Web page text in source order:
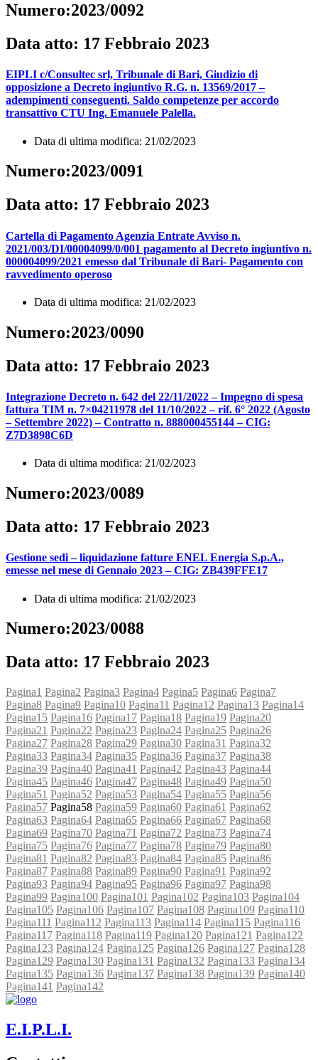
Numero:2023/0092
Data atto: 17 Febbraio 2023
EIPLI c/Consultec srl, Tribunale di Bari, Giudizio di
opposizione a Decreto ingiuntivo R.G. n. 13569/2017 –
adempimenti conseguenti. Saldo competenze per accordo
transattivo CTU Ing. Emanuele Palella.
Data di ultima modifica: 21/02/2023
Numero:2023/0091
Data atto: 17 Febbraio 2023
Cartella di Pagamento Agenzia Entrate Avviso n.
2021/003/DI/00004099/0/001 pagamento al Decreto ingiuntivo n.
000004099/2021 emesso dal Tribunale di Bari- Pagamento con
ravvedimento operoso
Data di ultima modifica: 21/02/2023
Numero:2023/0090
Data atto: 17 Febbraio 2023
Integrazione Decreto n. 642 del 22/11/2022 – Impegno di spesa
fattura TIM n. 7×04211978 del 11/10/2022 – rif. 6° 2022 (Agosto
– Settembre 2022) – Contratto n. 888000455144 – CIG:
Z7D3898C6D
Data di ultima modifica: 21/02/2023
Numero:2023/0089
Data atto: 17 Febbraio 2023
Gestione sedi – liquidazione fatture ENEL Energia S.p.A.,
emesse nel mese di Gennaio 2023 – CIG: ZB439FFE17
Data di ultima modifica: 21/02/2023
Numero:2023/0088
Data atto: 17 Febbraio 2023
Pagina1 Pagina2 Pagina3 Pagina4 Pagina5 Pagina6 Pagina7
Pagina8 Pagina9 Pagina10 Pagina11 Pagina12 Pagina13 Pagina14
Pagina15 Pagina16 Pagina17 Pagina18 Pagina19 Pagina20
Pagina21 Pagina22 Pagina23 Pagina24 Pagina25 Pagina26
Pagina27 Pagina28 Pagina29 Pagina30 Pagina31 Pagina32
Pagina33 Pagina34 Pagina35 Pagina36 Pagina37 Pagina38
Pagina39 Pagina40 Pagina41 Pagina42 Pagina43 Pagina44
Pagina45 Pagina46 Pagina47 Pagina48 Pagina49 Pagina50
Pagina51 Pagina52 Pagina53 Pagina54 Pagina55 Pagina56
Pagina57 Pagina58 Pagina59 Pagina60 Pagina61 Pagina62
Pagina63 Pagina64 Pagina65 Pagina66 Pagina67 Pagina68
Pagina69 Pagina70 Pagina71 Pagina72 Pagina73 Pagina74
Pagina75 Pagina76 Pagina77 Pagina78 Pagina79 Pagina80
Pagina81 Pagina82 Pagina83 Pagina84 Pagina85 Pagina86
Pagina87 Pagina88 Pagina89 Pagina90 Pagina91 Pagina92
Pagina93 Pagina94 Pagina95 Pagina96 Pagina97 Pagina98
Pagina99 Pagina100 Pagina101 Pagina102 Pagina103 Pagina104
Pagina105 Pagina106 Pagina107 Pagina108 Pagina109 Pagina110
Pagina111 Pagina112 Pagina113 Pagina114 Pagina115 Pagina116
Pagina117 Pagina118 Pagina119 Pagina120 Pagina121 Pagina122
Pagina123 Pagina124 Pagina125 Pagina126 Pagina127 Pagina128
Pagina129 Pagina130 Pagina131 Pagina132 Pagina133 Pagina134
Pagina135 Pagina136 Pagina137 Pagina138 Pagina139 Pagina140
Pagina141 Pagina142
E.I.P.L.I.